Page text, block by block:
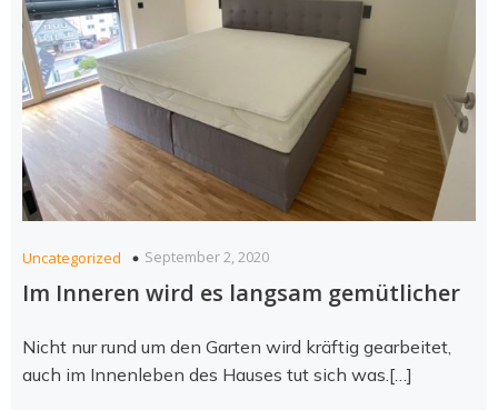
Uncategorized September 2, 2020
Im Inneren wird es langsam gemütlicher
Nicht nur rund um den Garten wird kräftig gearbeitet,
auch im Innenleben des Hauses tut sich was.[…]